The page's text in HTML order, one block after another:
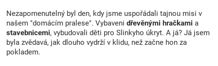
Nezapomenutelný byl den, kdy jsme uspořádali tajnou misi v
našem "domácím pralese". Vybaveni dřevěnými hračkami a
stavebnicemi, vybudovali děti pro Slinkyho úkryt. A já? Já jsem
byla zvědavá, jak dlouho vydrží v klidu, než začne hon za
pokladem.